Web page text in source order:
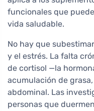
funcionales que
vida saludable.
No hay que
y el estrés. La falta
de cortisol —la
acumulación de
abdominal. Las
personas que